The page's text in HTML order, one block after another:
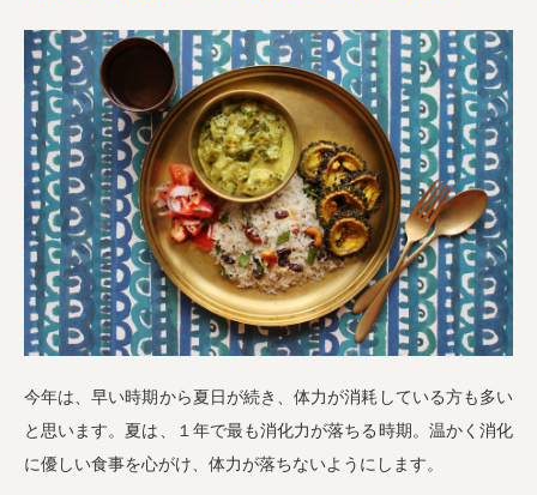
お届け情報 生産者・製造者
取扱店 ビオママクラブ
お問い合わせ 放射性物質への対応
会社概要 採用情報
業務用卸 SDGsへの取り組み
今年は、早い時期から夏日が続き、体力が消耗している方も多い
と思います。夏は、１年で最も消化力が落ちる時期。温かく消化
に優しい食事を心がけ、体力が落ちないようにします。